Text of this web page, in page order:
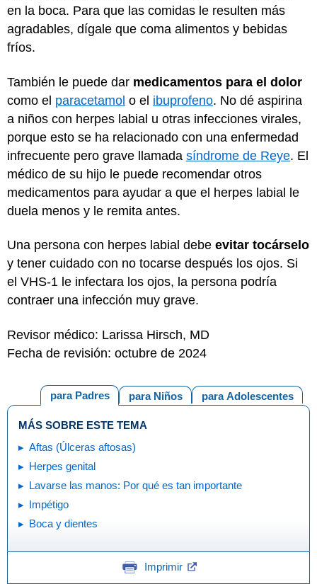
en la boca. Para que las comidas le resulten más
agradables, dígale que coma alimentos y bebidas
fríos.
También le puede dar medicamentos para el dolor
como el paracetamol o el ibuprofeno. No dé aspirina
a niños con herpes labial u otras infecciones virales,
porque esto se ha relacionado con una enfermedad
infrecuente pero grave llamada síndrome de Reye. El
médico de su hijo le puede recomendar otros
medicamentos para ayudar a que el herpes labial le
duela menos y le remita antes.
Una persona con herpes labial debe evitar tocárselo
y tener cuidado con no tocarse después los ojos. Si
el VHS-1 le infectara los ojos, la persona podría
contraer una infección muy grave.
Revisor médico: Larissa Hirsch, MD
Fecha de revisión: octubre de 2024
para Adolescentes
para Niños
para Padres
MÁS SOBRE ESTE TEMA
Aftas (Úlceras aftosas)
Herpes genital
Lavarse las manos: Por qué es tan importante
Impétigo
Boca y dientes
Imprimir